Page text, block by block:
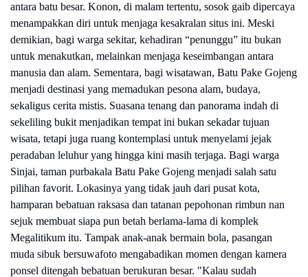
antara batu besar. Konon, di malam tertentu, sosok gaib dipercaya
menampakkan diri untuk menjaga kesakralan situs ini. Meski
demikian, bagi warga sekitar, kehadiran “penunggu” itu bukan
untuk menakutkan, melainkan menjaga keseimbangan antara
manusia dan alam. Sementara, bagi wisatawan, Batu Pake Gojeng
menjadi destinasi yang memadukan pesona alam, budaya,
sekaligus cerita mistis. Suasana tenang dan panorama indah di
sekeliling bukit menjadikan tempat ini bukan sekadar tujuan
wisata, tetapi juga ruang kontemplasi untuk menyelami jejak
peradaban leluhur yang hingga kini masih terjaga. Bagi warga
Sinjai, taman purbakala Batu Pake Gojeng menjadi salah satu
pilihan favorit. Lokasinya yang tidak jauh dari pusat kota,
hamparan bebatuan raksasa dan tatanan pepohonan rimbun nan
sejuk membuat siapa pun betah berlama-lama di komplek
Megalitikum itu. Tampak anak-anak bermain bola, pasangan
muda sibuk bersuwafoto mengabadikan momen dengan kamera
ponsel ditengah bebatuan berukuran besar. "Kalau sudah